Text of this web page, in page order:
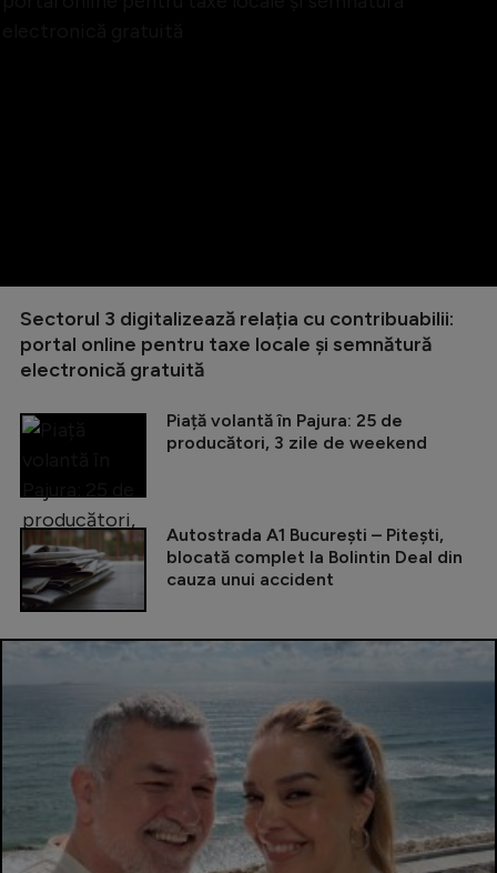
Sectorul 3 digitalizează relația cu contribuabilii:
portal online pentru taxe locale și semnătură
electronică gratuită
Piață volantă în Pajura: 25 de
producători, 3 zile de weekend
Autostrada A1 București – Pitești,
blocată complet la Bolintin Deal din
cauza unui accident